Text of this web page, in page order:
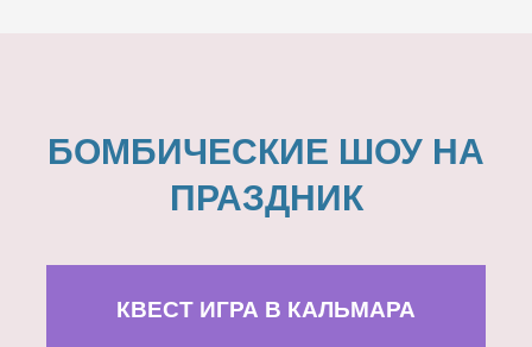
БОМБИЧЕСКИЕ ШОУ НА
ПРАЗДНИК
КВЕСТ ИГРА В КАЛЬМАРА